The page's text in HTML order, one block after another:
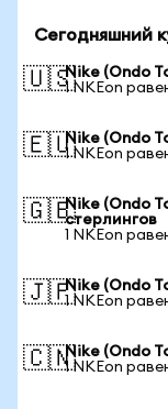
Сегодняшний
🇺🇸Nike (Ondo
1 NKEon
🇪🇺Nike (Ondo
1 NKEon
🇬🇧Nike (Ondo
стерлингов
1 NKEon
🇯🇵Nike (Ondo
1 NKEon
🇨🇳Nike (Ondo
1 NKEon